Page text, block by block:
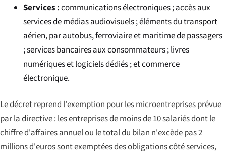
Services :communications électroniques ; accès aux
services de médias audiovisuels ; éléments du transport
aérien, par autobus, ferroviaire et maritime de passagers
; services bancaires aux consommateurs ; livres
numériques et logiciels dédiés ; et commerce
électronique.
Le décret reprend l'exemption pour les microentreprises prévue
par la directive : les entreprises de moins de 10 salariés dont le
chiffre d'affaires annuel ou le total du bilan n'excède pas 2
millions d'euros sont exemptées des obligations côté services,